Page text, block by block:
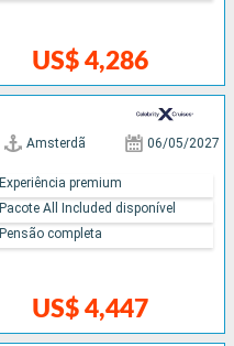
US$ 4,286
Amsterdã 06/05/2027
US$ 4,447
Experiência premium
Pacote All Included disponível
Pensão completa